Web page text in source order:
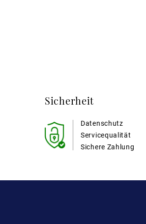
Sicherheit
Datenschutz
Sichere Zahlung
Servicequalität